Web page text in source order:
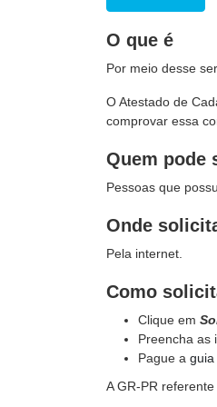
O que é
Por meio desse
O Atestado de
comprovar essa
Quem pode
Pessoas que
Onde
Pela internet.
Como
Clique em
Preencha as
Pague a guia
A GR-PR